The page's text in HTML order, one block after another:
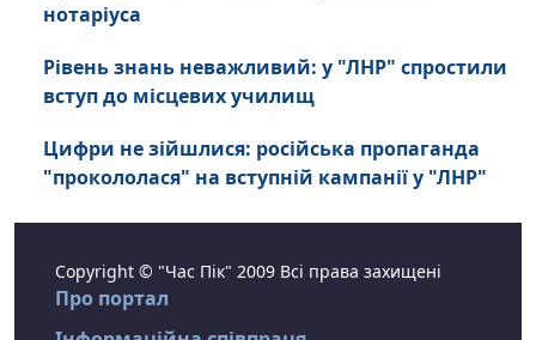
нотаріуса
Рівень знань неважливий: у "ЛНР" спростили
вступ до місцевих училищ
Цифри не зійшлися: російська пропаганда
"прокололася" на вступній кампанії у "ЛНР"
Copyright © "Час Пік" 2009 Всі права захищені
Про портал